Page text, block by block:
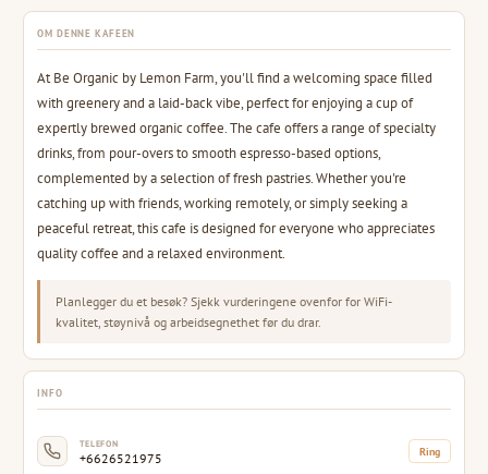
OM DENNE KAFEEN
At Be Organic by Lemon Farm, you'll find a welcoming space filled
with greenery and a laid-back vibe, perfect for enjoying a cup of
expertly brewed organic coffee. The cafe offers a range of specialty
drinks, from pour-overs to smooth espresso-based options,
complemented by a selection of fresh pastries. Whether you're
catching up with friends, working remotely, or simply seeking a
peaceful retreat, this cafe is designed for everyone who appreciates
quality coffee and a relaxed environment.
Planlegger du et besøk? Sjekk vurderingene ovenfor for WiFi-
kvalitet, støynivå og arbeidsegnethet før du drar.
INFO
TELEFON
+6626521975 Ring